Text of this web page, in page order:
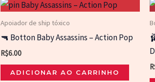
Apoiador de ship tóxico
🔫 Botton Baby Assassins – Action Pop
R$6.00
ADICIONAR AO CARRINHO